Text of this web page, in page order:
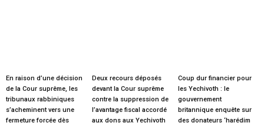
En raison d’une décision
de la Cour suprême, les
tribunaux rabbiniques
s’acheminent vers une
fermeture forcée dès
Deux recours déposés
devant la Cour suprême
contre la suppression de
l’avantage fiscal accordé
aux dons aux Yechivoth
Coup dur financier pour
les Yechivoth : le
gouvernement
britannique enquête sur
des donateurs ‘harédim